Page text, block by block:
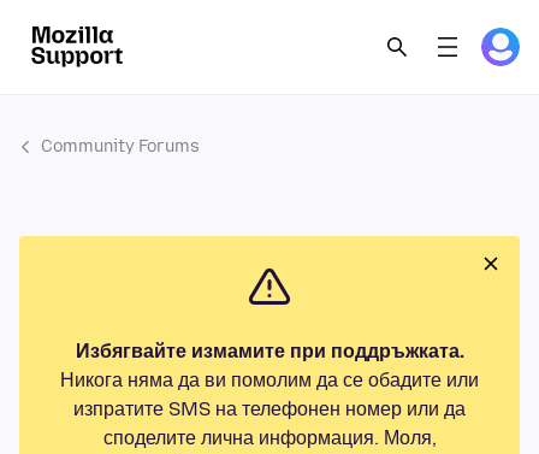
Community Forums
Избягвайте измамите при поддръжката.
Никога няма да ви помолим да се обадите или
изпратите SMS на телефонен номер или да
споделите лична информация. Моля,